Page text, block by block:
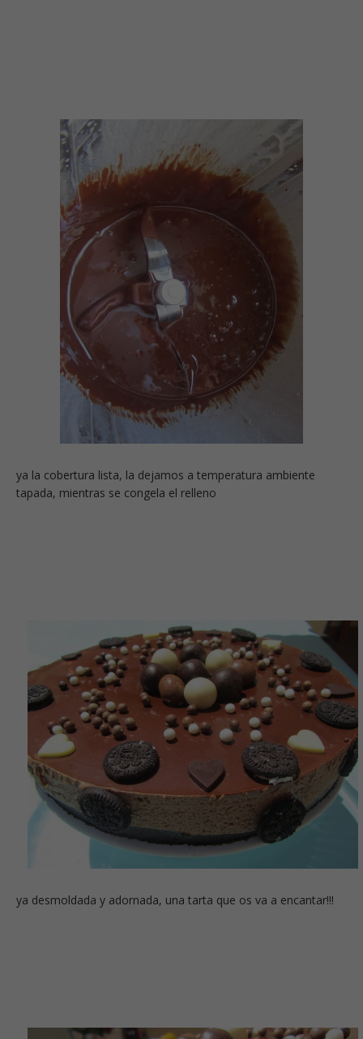
ya la cobertura lista, la dejamos a temperatura ambiente
tapada, mientras se congela el relleno
ya desmoldada y adornada, una tarta que os va a encantar!!!